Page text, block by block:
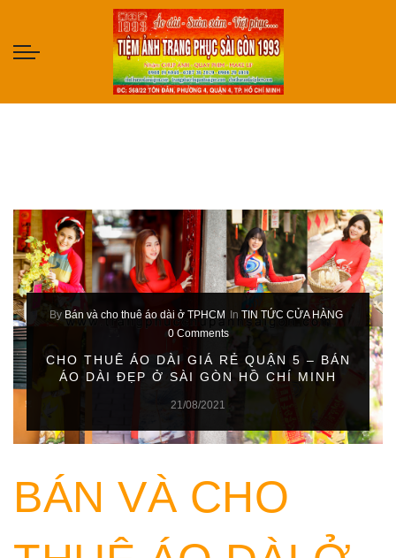
By Bán và cho thuê áo dài ở TPHCM In TIN TỨC CỬA HÀNG
0 Comments
CHO THUÊ ÁO DÀI GIÁ RẺ QUẬN 5 – BÁN
ÁO DÀI ĐẸP Ở SÀI GÒN HỒ CHÍ MINH
21/08/2021
BÁN VÀ CHO